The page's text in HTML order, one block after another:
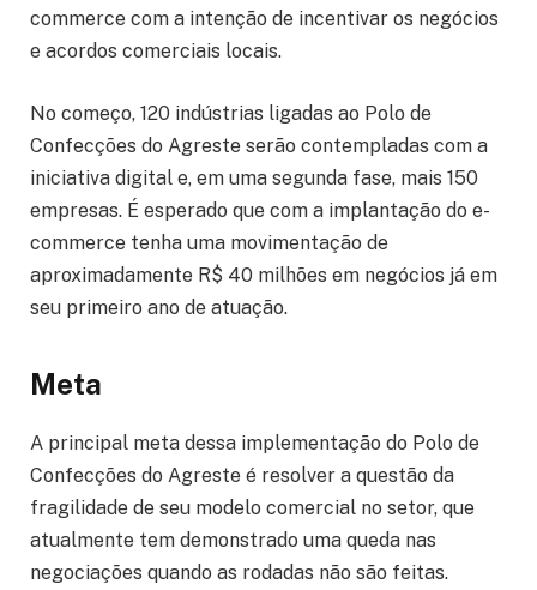
commerce com a intenção de incentivar os negócios
e acordos comerciais locais.
No começo, 120 indústrias ligadas ao Polo de
Confecções do Agreste serão contempladas com a
iniciativa digital e, em uma segunda fase, mais 150
empresas. É esperado que com a implantação do e-
commerce tenha uma movimentação de
aproximadamente R$ 40 milhões em negócios já em
seu primeiro ano de atuação.
Meta
A principal meta dessa implementação do Polo de
Confecções do Agreste é resolver a questão da
fragilidade de seu modelo comercial no setor, que
atualmente tem demonstrado uma queda nas
negociações quando as rodadas não são feitas.